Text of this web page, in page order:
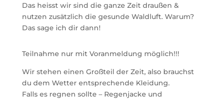
Das heisst wir sind die ganze Zeit draußen &
nutzen zusätzlich die gesunde Waldluft. Warum?
Das sage ich dir dann!
Teilnahme nur mit Voranmeldung möglich!!!
Wir stehen einen Großteil der Zeit, also brauchst
du dem Wetter entsprechende Kleidung.
Falls es regnen sollte – Regenjacke und